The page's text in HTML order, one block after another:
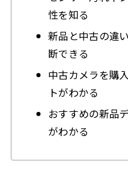
性を知る
新品と中古の違
断できる
中古カメラを購
トがわかる
おすすめの新品
がわかる